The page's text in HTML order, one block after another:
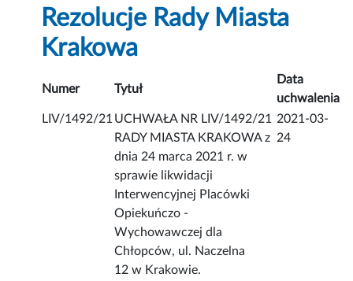
Rezolucje Rady Miasta
Krakowa
Numer Tytuł
Data
uchwalenia
LIV/1492/21 UCHWAŁA NR LIV/1492/21
RADY MIASTA KRAKOWA z
dnia 24 marca 2021 r. w
sprawie likwidacji
Interwencyjnej Placówki
Opiekuńczo -
Wychowawczej dla
Chłopców, ul. Naczelna
12 w Krakowie.
2021-03-
24